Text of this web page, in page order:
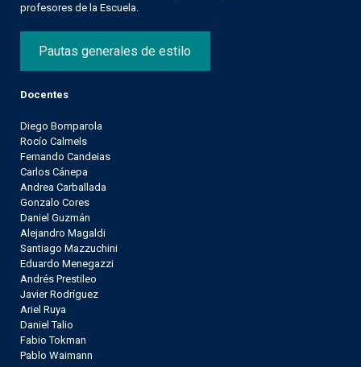
profesores de la Escuela.
Pautas generales de estilo
Docentes
Diego Bomparola
Rocío Calmels
Fernando Candeias
Carlos Cánepa
Andrea Carballada
Gonzalo Cores
Daniel Guzmán
Alejandro Magaldi
Santiago Mazzuchini
Eduardo Menegazzi
Andrés Prestileo
Javier Rodríguez
Ariel Ruya
Daniel Talio
Fabio Tokman
Pablo Waimann